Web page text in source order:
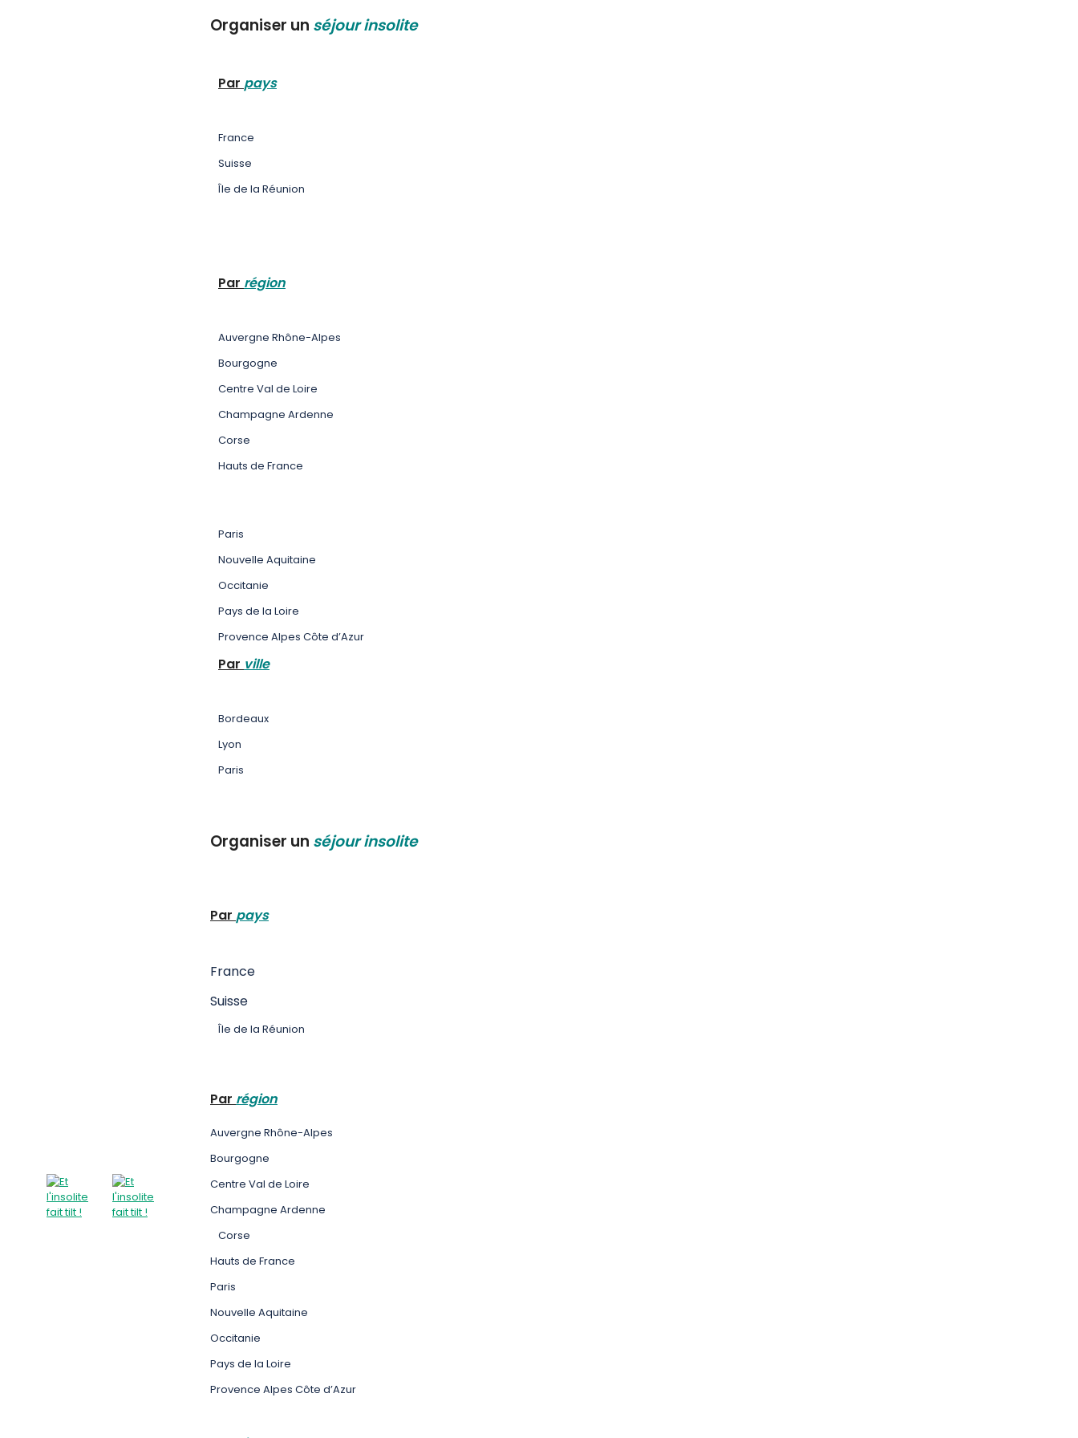
Organiser un séjour insolite
Par pays
France
Suisse
Île de la Réunion
Par région
Auvergne Rhône-Alpes
Bourgogne
Centre Val de Loire
Champagne Ardenne
Corse
Hauts de France
Paris
Nouvelle Aquitaine
Occitanie
Pays de la Loire
Provence Alpes Côte d’Azur
Par ville
Bordeaux
Lyon
Paris
Organiser un séjour insolite
Par pays
France
Suisse
Île de la Réunion
Par région
Auvergne Rhône-Alpes
Bourgogne
Centre Val de Loire
Champagne Ardenne
Corse
Hauts de France
Paris
Nouvelle Aquitaine
Occitanie
Pays de la Loire
Provence Alpes Côte d’Azur